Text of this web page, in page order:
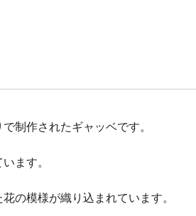
制作されたギャッベです。
ます。
の模様が織り込まれています。